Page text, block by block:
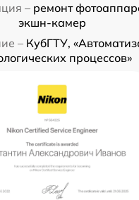
– ремонт
экшн-камер
– КубГТУ,
процессов»